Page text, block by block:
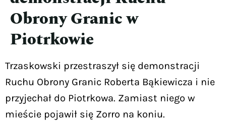
Obrony Granic w
Piotrkowie
Trzaskowski przestraszył się demonstracji
Ruchu Obrony Granic Roberta Bąkiewicza i nie
przyjechał do Piotrkowa. Zamiast niego w
mieście pojawił się Zorro na koniu.